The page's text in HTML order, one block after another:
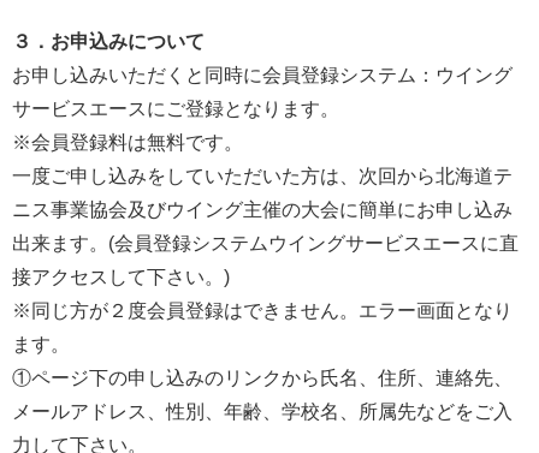
３．お申込みについて
お申し込みいただくと同時に会員登録システム：ウイング
サービスエースにご登録となります。
※会員登録料は無料です。
一度ご申し込みをしていただいた方は、次回から北海道テ
ニス事業協会及びウイング主催の大会に簡単にお申し込み
出来ます。(会員登録システムウイングサービスエースに直
接アクセスして下さい。)
※同じ方が２度会員登録はできません。エラー画面となり
ます。
①ページ下の申し込みのリンクから氏名、住所、連絡先、
メールアドレス、性別、年齢、学校名、所属先などをご入
力して下さい。